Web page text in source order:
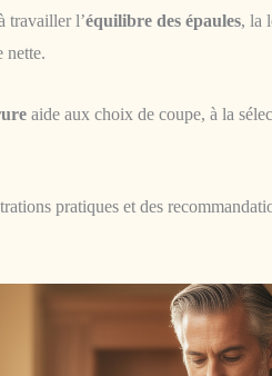
travailler l’équilibre des épaules, la
nette.
aide aux choix de coupe, à la
pratiques et des